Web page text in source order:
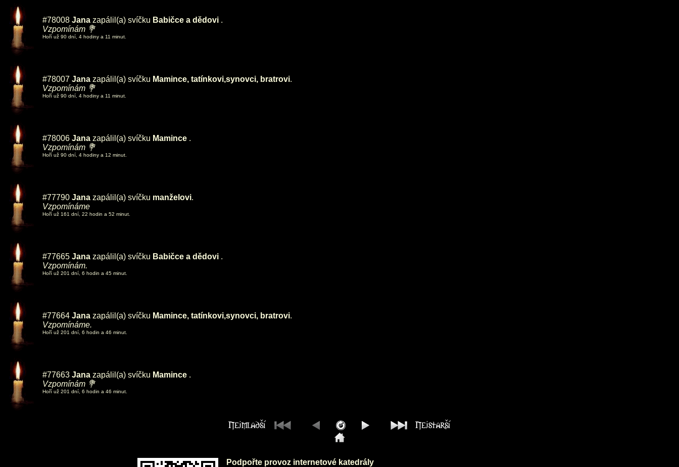
#78008 Jana zapálil(a) svíčku Babičce a dědovi .
Vzpomínám 💐
Hoří už 90 dní, 4 hodiny a 11 minut.
#78007 Jana zapálil(a) svíčku Mamince, tatínkovi,synovci, bratrovi.
Vzpomínám 💐
Hoří už 90 dní, 4 hodiny a 11 minut.
#78006 Jana zapálil(a) svíčku Mamince .
Vzpomínám 💐
Hoří už 90 dní, 4 hodiny a 12 minut.
#77790 Jana zapálil(a) svíčku manželovi.
Vzpomínáme
Hoří už 161 dní, 22 hodin a 52 minut.
#77665 Jana zapálil(a) svíčku Babičce a dědovi .
Vzpomínám.
Hoří už 201 dní, 6 hodin a 45 minut.
#77664 Jana zapálil(a) svíčku Mamince, tatínkovi,synovci, bratrovi.
Vzpomínáme.
Hoří už 201 dní, 6 hodin a 46 minut.
#77663 Jana zapálil(a) svíčku Mamince .
Vzpomínám 💐
Hoří už 201 dní, 6 hodin a 46 minut.
Podpořte provoz internetové katedrály